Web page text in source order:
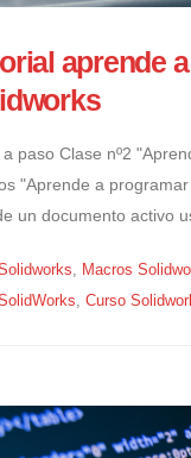
aprende
paso Clase nº2
"Aprende a
un documento activo
, Macros
, Curso